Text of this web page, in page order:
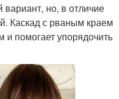
но, в отличие
Каскад с рваным краем
помогает упорядочить